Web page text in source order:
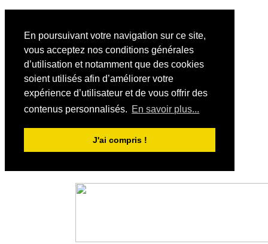
En poursuivant votre navigation sur ce site,
vous acceptez nos conditions générales
d’utilisation et notamment que des cookies
soient utilisés afin d’améliorer votre
expérience d’utilisateur et de vous offrir des
contenus personnalisés. En savoir plus...
J'ai compris !